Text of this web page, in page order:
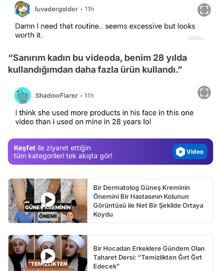
“Sanırım kadın bu videoda, benim 28 yılda
kullandığımdan daha fazla ürün kullandı.”
Keşfet ile ziyaret ettiğin
tüm kategorileri tek akışta gör!
Test
Test
Bir Dermatolog Güneş Kreminin
Önemini Bir Hastasının Kolunun
Görüntüsü ile Net Bir Şekilde Ortaya
Koydu
Bir Hocadan Erkeklere Gündem Olan
Taharet Dersi: “Temizlikten Ğırt Ğırt
Edecek”